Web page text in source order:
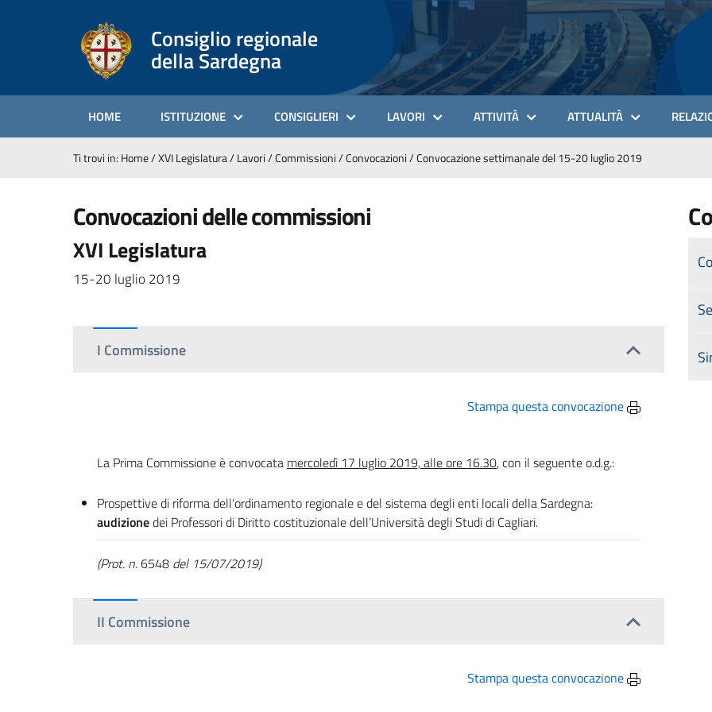
Consiglio regionale
della Sardegna
HOME ISTITUZIONE CONSIGLIERI LAVORI ATTIVITÀ ATTUALITÀ
Ti trovi in: Home/XVI Legislatura/Lavori/Commissioni/Convocazioni/Convocazione settimanale del 15-20 luglio 2019
convocazioni delle commissioni
XVI Legislatura
15-20 luglio 2019
I Commissione
Stampa questa convocazione
La Prima Commissione è convocata mercoledì 17 luglio 2019, alle ore 16.30, con il seguente o.d.g.:
Prospettive di riforma dell’ordinamento regionale e del sistema degli enti locali della Sardegna:
audizionedei Professori di Diritto costituzionale dell’Università degli Studi di Cagliari.
(Prot. n.6548 del 15/07/2019)
II Commissione
Stampa questa convocazione